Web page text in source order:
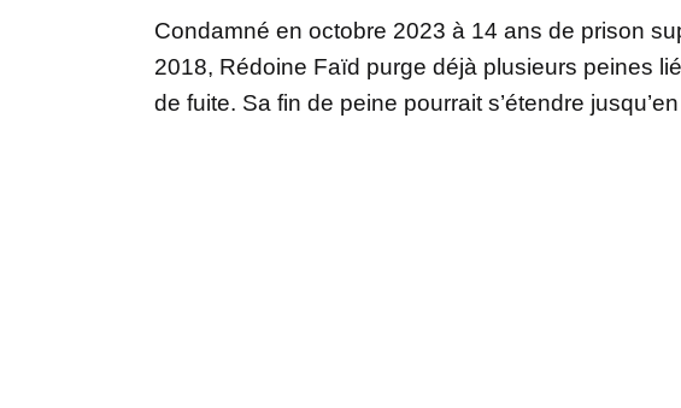
Condamné en octobre 2023 à 14 ans de prison
2018, Rédoine Faïd purge déjà plusieurs peines
de fuite. Sa fin de peine pourrait s’étendre